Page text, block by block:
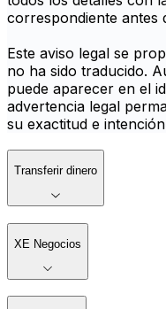
correspondiente antes
Este aviso legal se
no ha sido traducido.
puede aparecer en el
advertencia legal
su exactitud e
Transferir dinero
XE Negocios